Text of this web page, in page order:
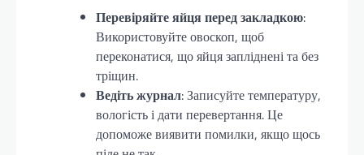
Перевіряйте яйця перед закладкою:
Використовуйте овоскоп, щоб
переконатися, що яйця запліднені та без
тріщин.
Ведіть журнал: Записуйте температуру,
вологість і дати перевертання. Це
допоможе виявити помилки, якщо щось